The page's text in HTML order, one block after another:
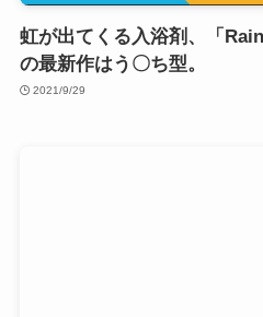
虹が出てくる入浴剤、「
の最新作はう〇ち型。
2021/9/29